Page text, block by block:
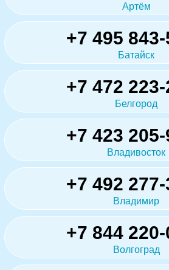
Артём
+7 495
Батайск
+7 472
Белгород
+7 423
Владивосток
+7 492
Владимир
+7 844
Волгоград